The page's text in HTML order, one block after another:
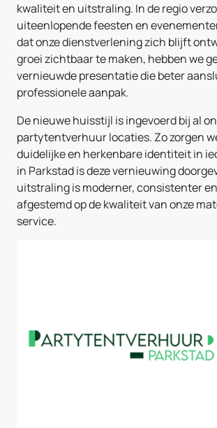
kwaliteit en uitstraling. In de regio
uiteenlopende feesten en
dat onze dienstverlening zich blijft
groei zichtbaar te maken, hebben we
vernieuwde presentatie die beter
professionele aanpak.
De nieuwe huisstijl is ingevoerd bij al
partytentverhuur locaties. Zo zorgen
duidelijke en herkenbare identiteit in
in Parkstad is deze vernieuwing
uitstraling is moderner, consistenter
afgestemd op de kwaliteit van onze
service.